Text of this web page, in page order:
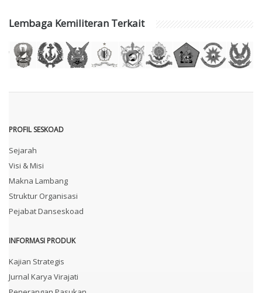
Lembaga Kemiliteran Terkait
PROFIL SESKOAD
Sejarah
Visi & Misi
Makna Lambang
Struktur Organisasi
Pejabat Danseskoad
INFORMASI PRODUK
Kajian Strategis
Jurnal Karya Virajati